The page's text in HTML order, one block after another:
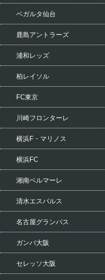
ベガルタ仙台
鹿島アントラーズ
浦和レッズ
柏レイソル
FC東京
川崎フロンターレ
横浜F・マリノス
横浜FC
湘南ベルマーレ
清水エスパルス
名古屋グランパス
ガンバ大阪
セレッソ大阪